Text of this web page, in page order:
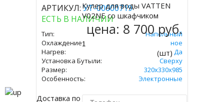
АРТИКУЛ:УТ-00000719
ЕСТЬ В НАЛИЧИИ
Тип:
Напольный
Охлаждение:
Электронное
Нагрев:
Да
Установка Бутыли:
Сверху
Размер:
320х330х985
Особенность:
Электронные
Доставка по Москве 450 руб.
Купить
Кулер для воды VATTEN
V02NE со шкафчиком
цена: 8 700 руб.
(шт)